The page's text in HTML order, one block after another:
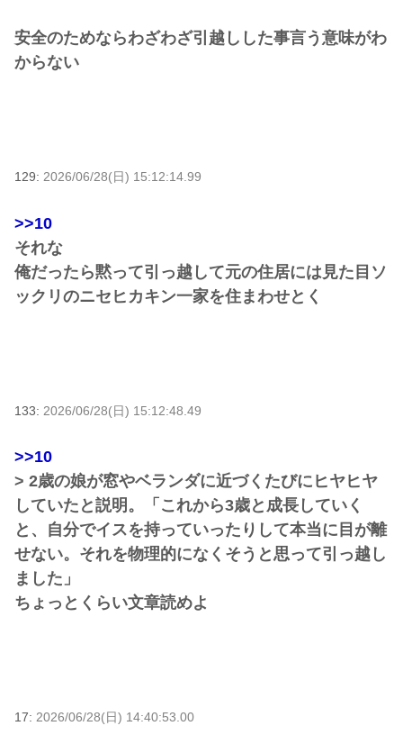
安全のためならわざわざ引越しした事言う意味がわ
からない
129: 2026/06/28(日) 15:12:14.99
>>10
それな
俺だったら黙って引っ越して元の住居には見た目ソ
ックリのニセヒカキン一家を住まわせとく
133: 2026/06/28(日) 15:12:48.49
>>10
> 2歳の娘が窓やベランダに近づくたびにヒヤヒヤ
していたと説明。「これから3歳と成長していく
と、自分でイスを持っていったりして本当に目が離
せない。それを物理的になくそうと思って引っ越し
ました」
ちょっとくらい文章読めよ
17: 2026/06/28(日) 14:40:53.00